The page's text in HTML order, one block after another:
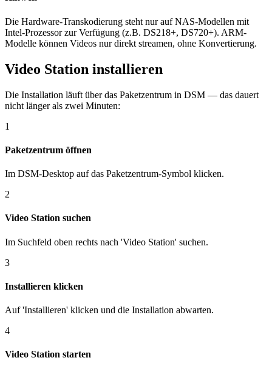
Die Hardware-Transkodierung steht nur auf NAS-Modellen mit
Intel-Prozessor zur Verfügung (z.B. DS218+, DS720+). ARM-
Modelle können Videos nur direkt streamen, ohne Konvertierung.
Video Station installieren
Die Installation läuft über das Paketzentrum in DSM — das dauert
nicht länger als zwei Minuten:
1
Paketzentrum öffnen
Im DSM-Desktop auf das Paketzentrum-Symbol klicken.
2
Video Station suchen
Im Suchfeld oben rechts nach 'Video Station' suchen.
3
Installieren klicken
Auf 'Installieren' klicken und die Installation abwarten.
4
Video Station starten